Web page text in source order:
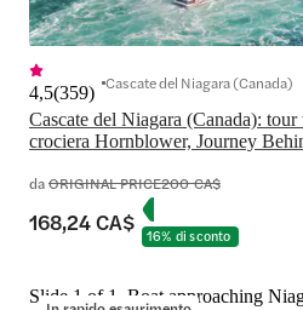
Cascate del Niagara (Canada):
crociera Hornblower, Journey
4,5(359) Cascate del Niagara (Canada)
daORIGINAL PRICE200 CA$
168,24 CA$ 16% di sconto
Slide 1 of 1, Boat approaching